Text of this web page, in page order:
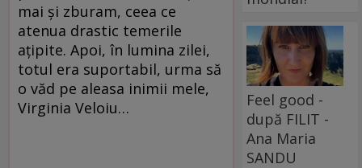
mai şi zburam, ceea ce
atenua drastic temerile
aţipite. Apoi, în lumina zilei,
totul era suportabil, urma să
o văd pe aleasa inimii mele,
Virginia Veloiu…
Feel good -
după FILIT -
Ana Maria
SANDU